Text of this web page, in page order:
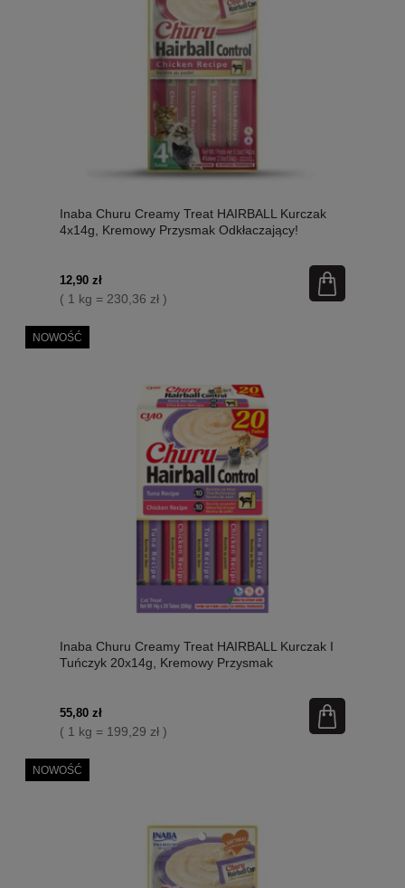
Inaba Churu Creamy Treat HAIRBALL Kurczak
4x14g, Kremowy Przysmak Odkłaczający!
12,90 zł
( 1 kg = 230,36 zł )
Inaba Churu Creamy Treat HAIRBALL Kurczak I
Tuńczyk 20x14g, Kremowy Przysmak
55,80 zł
( 1 kg = 199,29 zł )
NOWOŚĆ
NOWOŚĆ